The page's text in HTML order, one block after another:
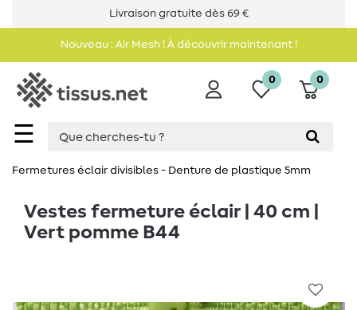
Livraison gratuite dès 69 €
Nouveau : Air Mesh ! À découvrir maintenant !
☰
0 0
Fermetures éclair divisibles - Denture de plastique 5mm
Vestes fermeture éclair | 40 cm |
Vert pomme B44